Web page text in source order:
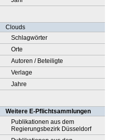
Clouds
Schlagwörter
Orte
Autoren / Beteiligte
Verlage
Jahre
Weitere E-Pflichtsammlungen
Publikationen aus dem
Regierungsbezirk Düsseldorf